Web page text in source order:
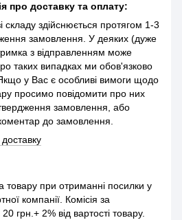
про доставку та оплату:
складу здійснюється протягом 1-3
замовлення. У деяких (дуже
з відправленням може
таких випадках ми обов'язково
у Вас є особливі вимоги щодо
просимо повідомити про них
замовлення, або
до замовлення.
товару при отриманні посилки у
компанії. Комісія за
грн.+ 2% від вартості товару.